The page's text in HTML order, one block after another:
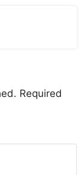
Required